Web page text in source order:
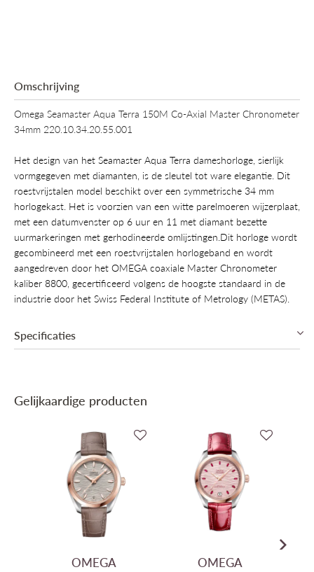
Omschrijving
Omega Seamaster Aqua Terra 150M Co-Axial Master Chronometer
34mm 220.10.34.20.55.001
Het design van het Seamaster Aqua Terra dameshorloge, sierlijk
vormgegeven met diamanten, is de sleutel tot ware elegantie. Dit
roestvrijstalen model beschikt over een symmetrische 34 mm
horlogekast. Het is voorzien van een witte parelmoeren wijzerplaat,
met een datumvenster op 6 uur en 11 met diamant bezette
uurmarkeringen met gerhodineerde omlijstingen.Dit horloge wordt
gecombineerd met een roestvrijstalen horlogeband en wordt
aangedreven door het OMEGA coaxiale Master Chronometer
kaliber 8800, gecertificeerd volgens de hoogste standaard in de
industrie door het Swiss Federal Institute of Metrology (METAS).
Specificaties
Mechanisme
Automatisch mechanisch, Manufactuur
Gangreserve
55u Gangreserve
34mm
11.8mm
Zilver
Gelijkaardige producten
OMEGA
OMEGA